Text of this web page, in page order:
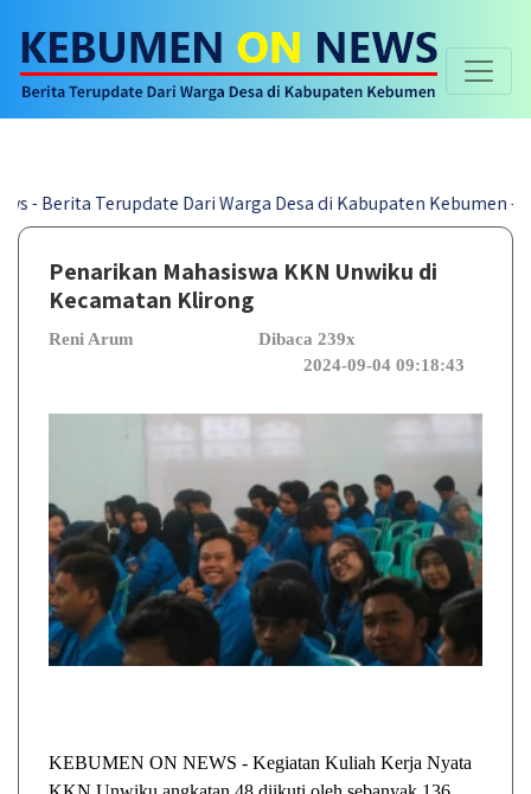
Terupdate Dari Warga Desa di Kabupaten Kebumen -|-
Penarikan Mahasiswa KKN Unwiku di
Kecamatan Klirong
Reni Arum
Dibaca 239x
2024-09-04 09:18:43
KEBUMEN ON NEWS - Kegiatan Kuliah Kerja Nyata